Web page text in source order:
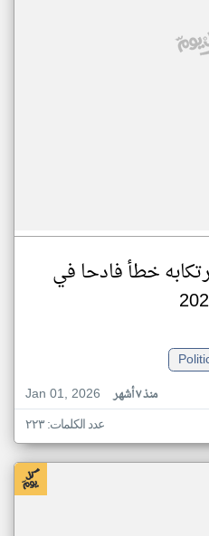
خطأ فادحا في
Jan 01, 2026
منذ ٧ أشهر
عدد الكلمات: ٢٢٣